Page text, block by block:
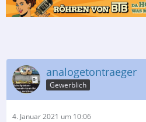
analogetontraeger
Gewerblich
4. Januar 2021 um 10:06